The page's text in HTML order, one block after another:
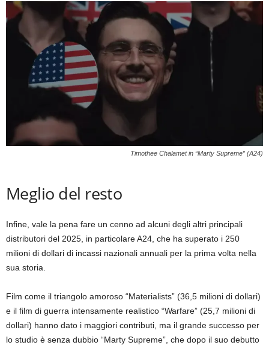
Timothee Chalamet in “Marty Supreme” (A24)
Meglio del resto
Infine, vale la pena fare un cenno ad alcuni degli altri principali
distributori del 2025, in particolare A24, che ha superato i 250
milioni di dollari di incassi nazionali annuali per la prima volta nella
sua storia.
Film come il triangolo amoroso “Materialists” (36,5 milioni di dollari)
e il film di guerra intensamente realistico “Warfare” (25,7 milioni di
dollari) hanno dato i maggiori contributi, ma il grande successo per
lo studio è senza dubbio “Marty Supreme”, che dopo il suo debutto